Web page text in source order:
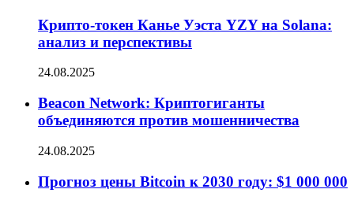
Крипто-токен Канье Уэста YZY на Solana:
анализ и перспективы
24.08.2025
Beacon Network: Криптогиганты
объединяются против мошенничества
24.08.2025
Прогноз цены Bitcoin к 2030 году: $1 000 000